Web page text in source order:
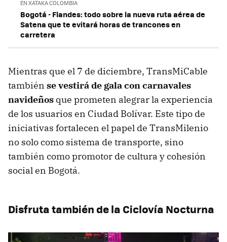
EN XATAKA COLOMBIA
Bogotá - Flandes: todo sobre la nueva ruta aérea de
Satena que te evitará horas de trancones en
carretera
Mientras que el 7 de diciembre, TransMiCable
también se vestirá de gala con carnavales
navideños que prometen alegrar la experiencia
de los usuarios en Ciudad Bolívar. Este tipo de
iniciativas fortalecen el papel de TransMilenio
no solo como sistema de transporte, sino
también como promotor de cultura y cohesión
social en Bogotá.
Disfruta también de la Ciclovía Nocturna